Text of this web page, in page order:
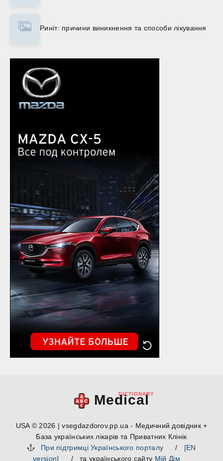
Риніт: причини виникнення та способи лікування
Medical
DICTIONARY
USA © 2026 | vsegdazdorov.pp.ua - Медичний довідник +
База українських лікарів та Приватних Клінік
При підтримці Українського порталу
/ [EN
version]
/ та українського сайту Мій Дім